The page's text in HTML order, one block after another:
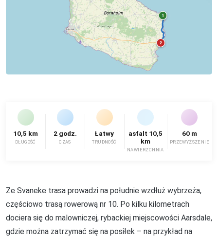
10,5 km
DŁUGOŚĆ
2 godz.
CZAS
Łatwy
TRUDNOŚĆ
asfalt 10,5
km
NAWIERZCHNIA
60 m
PRZEWYŻSZENIE
Ze Svaneke trasa prowadzi na południe wzdłuż wybrzeża,
częściowo trasą rowerową nr 10. Po kilku kilometrach
dociera się do malowniczej, rybackiej miejscowości Aarsdale,
gdzie można zatrzymać się na posiłek – na przykład na